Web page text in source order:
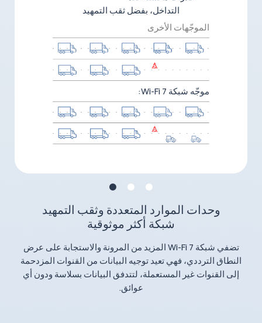
التشغيل متعدد الوصلات (MLO)
نطاقات ثنائية لسرعة أعلى
اتصل بكل من النطاقين 2.4 غيغاهرتز و5 غيغاهرتز في وقت واحد
على أجهزة Wi-Fi 7، واستمتع باتصالات أسرع بزمن انتقال أقل.
تضمين السعة التربيعي من 4K مستوى
120%نقل بيانات أسرع بنسبة
يتميز موجّه HUAWEI WiFi BE3 بتقنية تضمين السعة التربيعي من
4096 مستوى المتقدمة لتعزيز كفاءة نقل البيانات بنسبة ‎120%‎،
2
وضمان السلاسة والنقاء لكل فيلم تبثه.
وحدات الموارد المتعددة وثقب التمهيد
شبكة أكثر موثوقية
تضفي شبكة Wi-Fi 7 المزيد من المرونة والاستجابة على عرض
النطاق الترددي، فهي تعيد توجيه البيانات من القنوات المزدحمة
إلى القنوات غير المستعملة، لتتدفق البيانات بسلاسة ودون أي
عوائق.
التداخل، بفضل ثقب التمهيد
الموجّهات الأخرى
موجّه شبكة Wi-Fi 7: